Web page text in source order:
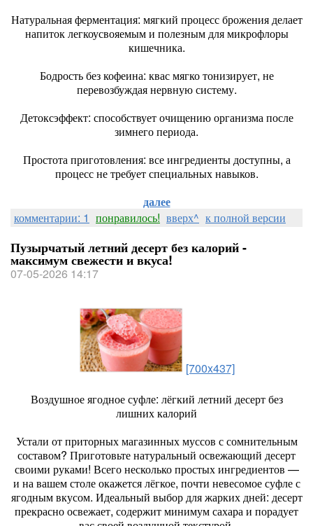
Натуральная ферментация: мягкий процесс брожения делает
напиток легкоусвояемым и полезным для микрофлоры
кишечника.
Бодрость без кофеина: квас мягко тонизирует, не
перевозбуждая нервную систему.
Детоксэффект: способствует очищению организма после
зимнего периода.
Простота приготовления: все ингредиенты доступны, а
процесс не требует специальных навыков.
далее
комментарии: 1 понравилось! вверх^ к полной версии
Пузырчатый летний десерт без калорий -
максимум свежести и вкуса!
07-05-2026 14:17
[700x437]
Воздушное ягодное суфле: лёгкий летний десерт без
лишних калорий
Устали от приторных магазинных муссов с сомнительным
составом? Приготовьте натуральный освежающий десерт
своими руками! Всего несколько простых ингредиентов —
и на вашем столе окажется лёгкое, почти невесомое суфле с
ягодным вкусом. Идеальный выбор для жарких дней: десерт
прекрасно освежает, содержит минимум сахара и порадует